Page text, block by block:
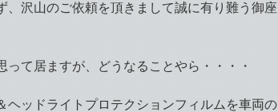
沢山のご依頼を頂きまして誠に有り難う御座
て居ますが、どうなることやら・・・・
ヘッドライトプロテクションフィルムを車両の